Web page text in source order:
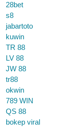
28bet
s8
jabartoto
kuwin
TR 88
LV 88
JW 88
tr88
okwin
789 WIN
QS 88
bokep viral